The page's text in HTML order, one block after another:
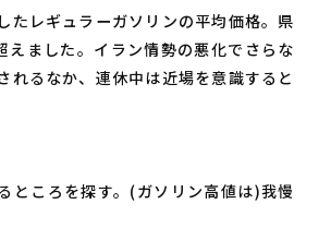
たレギュラーガソリンの平均価格。県
えました。イラン情勢の悪化でさらな
れるなか、連休中は近場を意識すると
ところを探す。(ガソリン高値は)我慢